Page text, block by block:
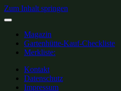
Zum Inhalt springen
Magazin
Gartenhütte-Kauf-Checkliste
Merkliste:
Kontakt
Datenschutz
Impressum